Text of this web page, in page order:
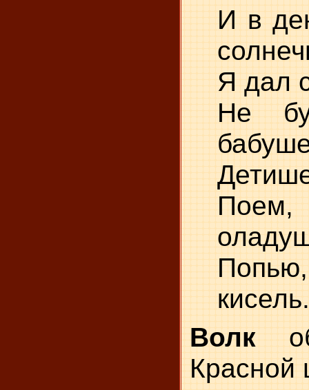
И в
Я дал
Не
кисель.
Волк
Красной